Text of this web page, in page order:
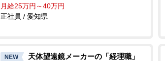
月給25万円～40万円
正社員 / 愛知県
NEW
天体望遠鏡メーカーの「経理職」